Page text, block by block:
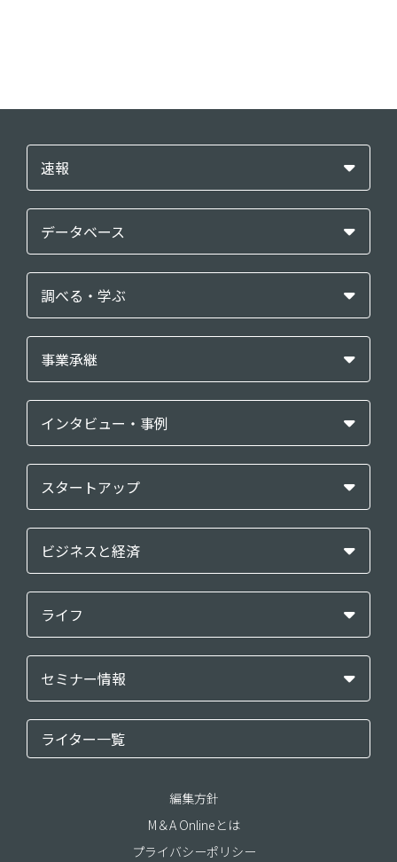
速報
データベース
調べる・学ぶ
事業承継
インタビュー・事例
スタートアップ
ビジネスと経済
ライフ
セミナー情報
ライター一覧
編集方針
M＆A Onlineとは
プライバシーポリシー